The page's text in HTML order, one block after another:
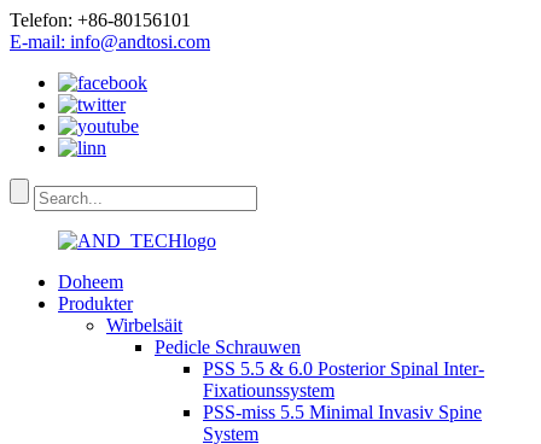
Telefon: +86-80156101
E-mail: info@andtosi.com
Doheem
Produkter
Wirbelsäit
Pedicle Schrauwen
PSS 5.5 & 6.0 Posterior Spinal Inter-
Fixatiounssystem
PSS-miss 5.5 Minimal Invasiv Spine
System